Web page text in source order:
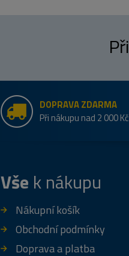
DOPRAVA ZDARMA
Při nákupu nad 2 000 Kč
Vše k nákupu
Nákupní košík
Obchodní podmínky
Doprava a platba